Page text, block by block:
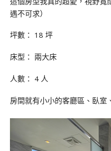
遇不可求）
坪數： 18 坪
床型： 兩大床
人數： 4 人
房間就有小小的客廳區、臥室